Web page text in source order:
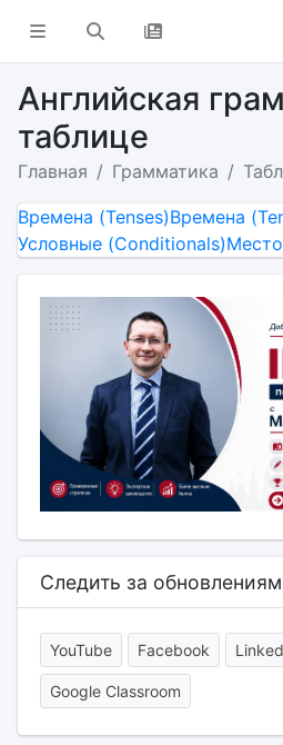
Английская
таблице
Главная Грамматика
Времена (Tenses)Времена
Условные (Conditionals)
Следить за
YouTube Facebook
Google Classroom